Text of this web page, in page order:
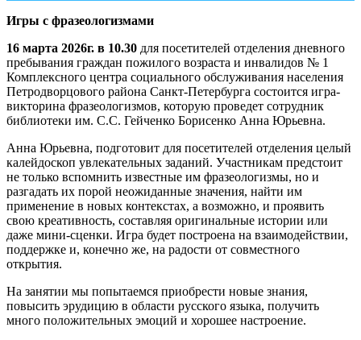
Игры с фразеологизмами
16 марта 2026г. в 10.30 для посетителей отделения дневного
пребывания граждан пожилого возраста и инвалидов № 1
Комплексного центра социального обслуживания населения
Петродворцового района Санкт-Петербурга состоится игра-
викторина фразеологизмов, которую проведет сотрудник
библиотеки им. С.С. Гейченко Борисенко Анна Юрьевна.
Анна Юрьевна, подготовит для посетителей отделения целый
калейдоскоп увлекательных заданий. Участникам предстоит
не только вспомнить известные им фразеологизмы, но и
разгадать их порой неожиданные значения, найти им
применение в новых контекстах, а возможно, и проявить
свою креативность, составляя оригинальные истории или
даже мини-сценки. Игра будет построена на взаимодействии,
поддержке и, конечно же, на радости от совместного
открытия.
На занятии мы попытаемся приобрести новые знания,
повысить эрудицию в области русского языка, получить
много положительных эмоций и хорошее настроение.